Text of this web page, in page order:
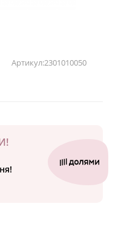
Артикул:2301010050